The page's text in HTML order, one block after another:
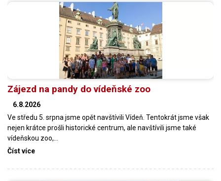
Zájezd na pandy do vídeňské zoo
6.8.2026
Ve středu 5. srpna jsme opět navštívili Vídeň. Tentokrát jsme však
nejen krátce prošli historické centrum, ale navštívili jsme také
vídeňskou zoo,…
Číst více